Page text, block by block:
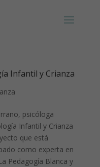
Infantil y Crianza
psicóloga
Infantil y Crianza
que está
como experta en
Pedagogía Blanca y